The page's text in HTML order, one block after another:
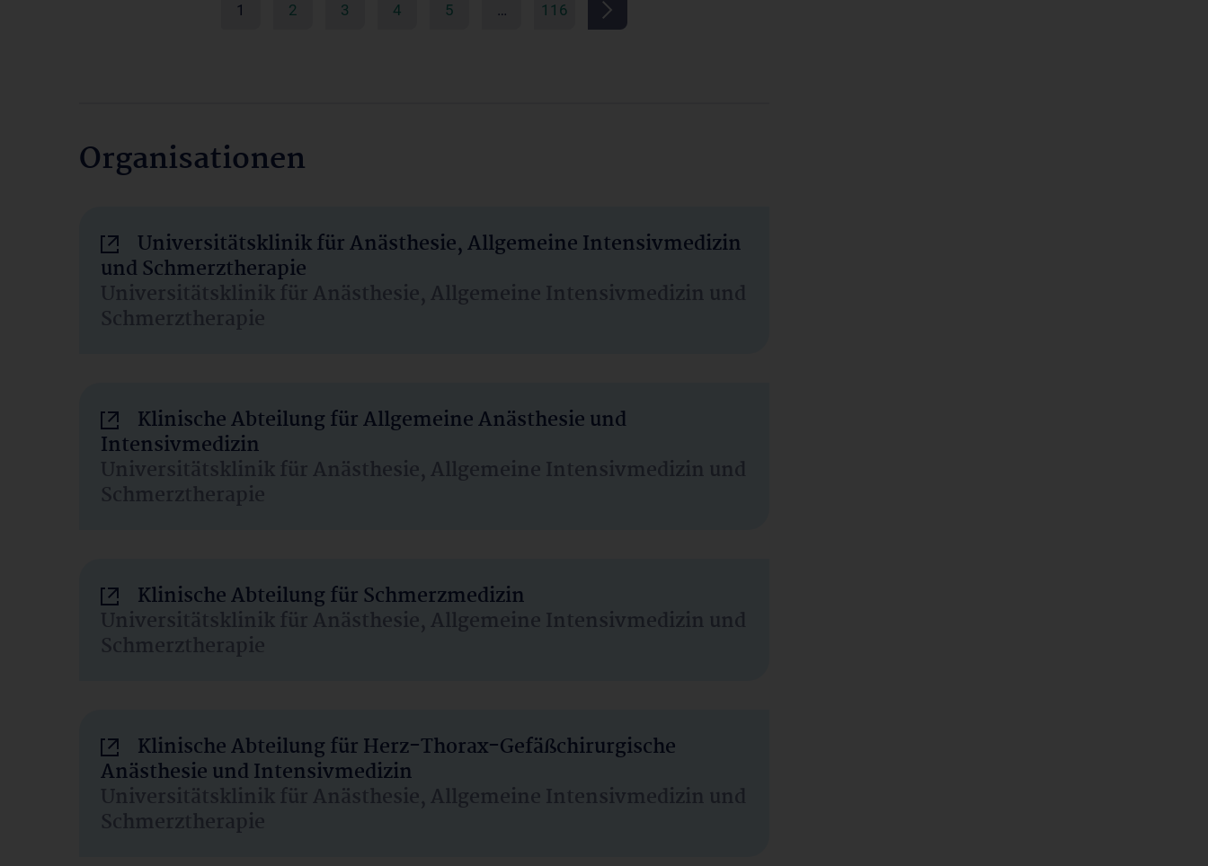
1 2 3 4 5 … 116
Organisationen
Universitätsklinik für Anästhesie, Allgemeine Intensivmedizin
und Schmerztherapie
Universitätsklinik für Anästhesie, Allgemeine Intensivmedizin und
Schmerztherapie
Klinische Abteilung für Allgemeine Anästhesie und
Intensivmedizin
Universitätsklinik für Anästhesie, Allgemeine Intensivmedizin und
Schmerztherapie
Klinische Abteilung für Schmerzmedizin
Universitätsklinik für Anästhesie, Allgemeine Intensivmedizin und
Schmerztherapie
Klinische Abteilung für Herz-Thorax-Gefäßchirurgische
Anästhesie und Intensivmedizin
Universitätsklinik für Anästhesie, Allgemeine Intensivmedizin und
Schmerztherapie